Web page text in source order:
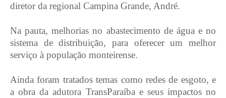
diretor da regional Campina Grande, André.
Na pauta, melhorias no abastecimento de água e no
sistema de distribuição, para oferecer um melhor
serviço à população monteirense.
Ainda foram tratados temas como redes de esgoto, e
a obra da adutora TransParaíba e seus impactos no